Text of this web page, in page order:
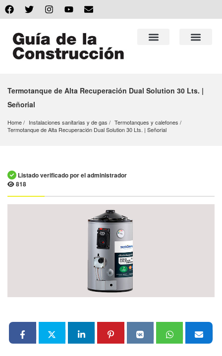
Termotanque de Alta Recuperación Dual Solution 30 Lts. |
Señorial
Home Instalaciones sanitarias y de gas
Termotanques y calefones
Termotanque de Alta Recuperación Dual Solution 30 Lts. | Señorial
Listado verificado por el administrador
818